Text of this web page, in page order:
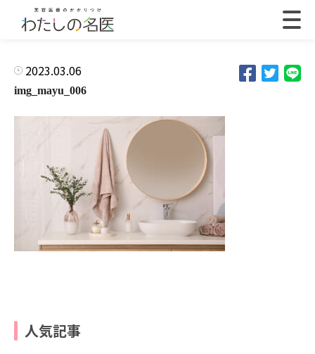
2023.03.06
img_mayu_006
人気記事